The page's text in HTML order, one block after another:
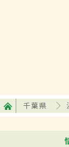
千葉県